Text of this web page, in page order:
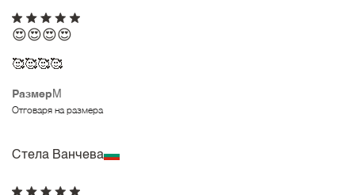
Размер M
Отговаря на размера
😍😍😍😍
🥰🥰🥰🥰
Стела Ванчева